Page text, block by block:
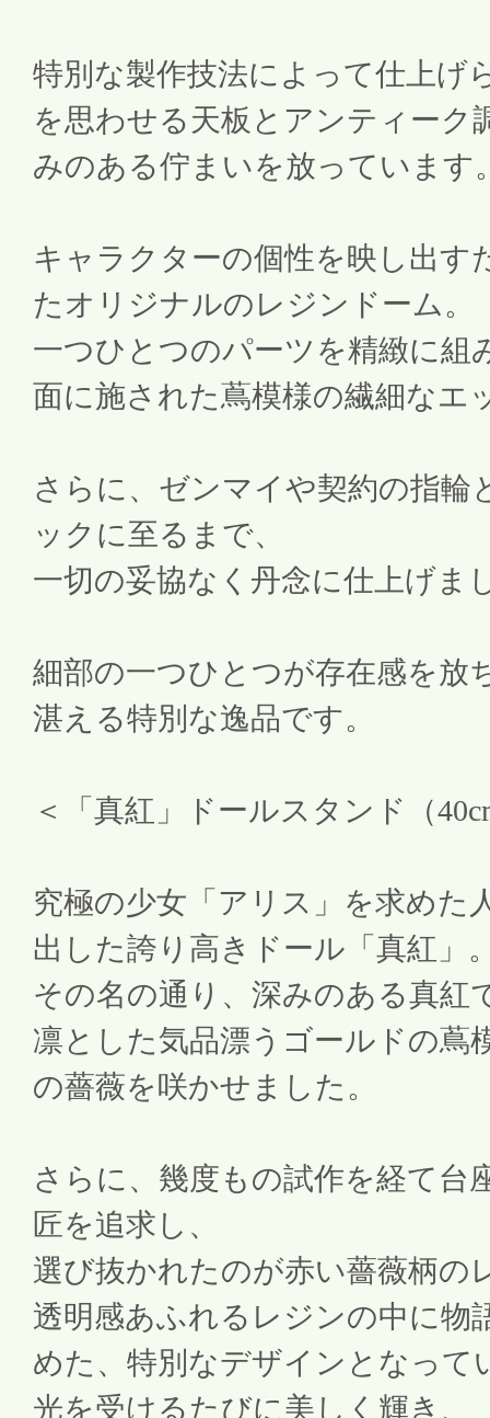
特別な製作技法によって仕上げ
を思わせる天板とアンティーク
みのある佇まいを放っています
キャラクターの個性を映し出す
たオリジナルのレジンドーム。
一つひとつのパーツを精緻に組
面に施された蔦模様の繊細なエ
さらに、ゼンマイや契約の指輪
ックに至るまで、
一切の妥協なく丹念に仕上げま
細部の一つひとつが存在感を放
湛える特別な逸品です。
＜「真紅」ドールスタンド（
究極の少女「アリス」を求めた
出した誇り高きドール「真紅」
その名の通り、深みのある真紅
凛とした気品漂うゴールドの蔦
の薔薇を咲かせました。
さらに、幾度もの試作を経て台
匠を追求し、
選び抜かれたのが赤い薔薇柄の
透明感あふれるレジンの中に物
めた、特別なデザインとなって
光を受けるたびに美しく輝き、